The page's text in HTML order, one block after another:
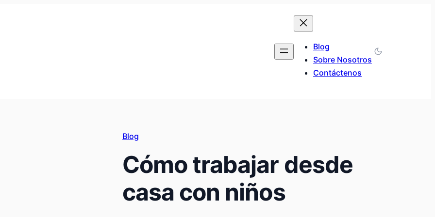
Blog
Sobre Nosotros
Contáctenos
Blog
Cómo trabajar desde
casa con niños